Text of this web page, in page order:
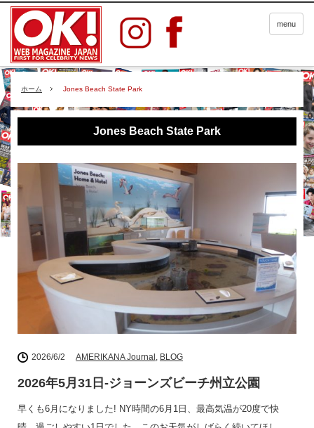
menu
ホーム Jones Beach State Park
Jones Beach State Park
2026/6/2 AMERIKANA Journal , BLOG
2026年5月31日-ジョーンズビーチ州立公園
早くも6月になりました! NY時間の6月1日、最高気温が20度で快